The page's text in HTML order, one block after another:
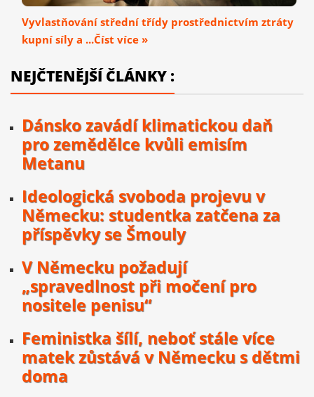
Vyvlastňování střední třídy prostřednictvím ztráty
kupní síly a ...Číst více »
NEJČTENĚJŠÍ ČLÁNKY :
Dánsko zavádí klimatickou daň
pro zemědělce kvůli emisím
Metanu
Ideologická svoboda projevu v
Německu: studentka zatčena za
příspěvky se Šmouly
V Německu požadují
„spravedlnost při močení pro
nositele penisu“
Feministka šílí, neboť stále více
matek zůstává v Německu s dětmi
doma